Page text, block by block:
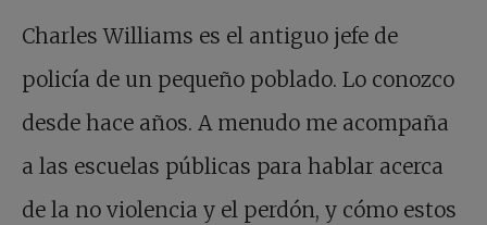
Charles Williams es el antiguo jefe de
policía de un pequeño poblado. Lo conozco
desde hace años. A menudo me acompaña
a las escuelas públicas para hablar acerca
de la no violencia y el perdón, y cómo estos